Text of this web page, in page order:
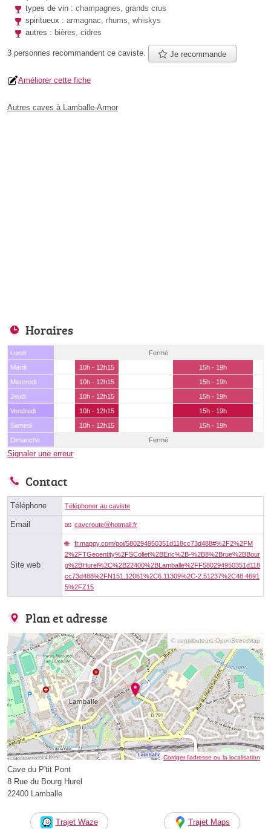
types de vin : champagnes, grands crus
spiritueux : armagnac, rhums, whiskys
autres : bières, cidres
3 personnes recommandent ce caviste. Je recommande
Améliorer cette fiche
Autres caves à Lamballe-Armor
Horaires
Lundi
Fermé
Mardi
10h - 12h15
15h - 19h
Mercredi
10h - 12h15
15h - 19h
Jeudi
10h - 12h15
15h - 19h
Vendredi
10h - 12h15
15h - 19h
Samedi
10h - 12h15
15h - 19h
Dimanche
Fermé
Signaler une erreur
Contact
Téléphone Téléphoner au caviste
Email cavcrouteⓐhotmail.fr
Site web
fr.mappy.com/poi/580294950351d118cc73d488#%2F2%2FM
2%2FTGeoentity%2FSCollet%2BEric%2B-%2B8%2Brue%2BBour
g%2BHurel%2C%2B22400%2BLamballe%2FF580294950351d118
cc73d488%2FN151.12061%2C6.11309%2C-2.51237%2C48.4691
5%2FZ15
Plan et adresse
© contributeurs OpenStreetMap
Corriger l’adresse ou la localisation
Cave du P'tit Pont
8 Rue du Bourg Hurel
22400 Lamballe
Trajet Waze Trajet Maps